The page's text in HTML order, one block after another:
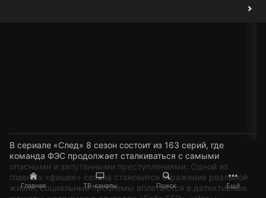
Главная ТВ-каналы Поиск Ещё
В сериале «След» 8 сезон состоит из 163 серий, где
команда ФЭС продолжает сталкиваться с самыми
опасными и запутанными преступлениями. Одной из
главных «фишек» сезона становится отражение реальной
жизни, социальные проблемы вплетаются в детективные